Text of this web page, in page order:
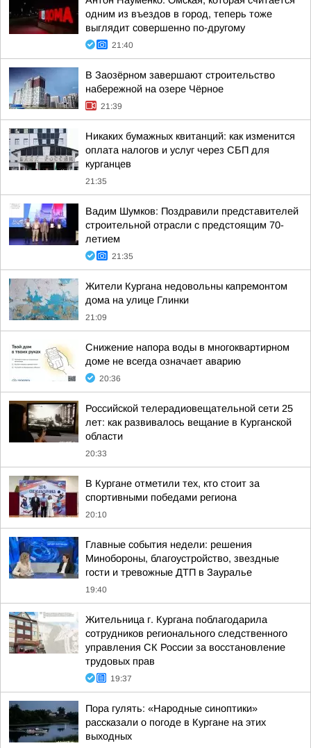
одним из въездов в город, теперь тоже
выглядит совершенно по-другому
21:40
В Заозёрном завершают строительство
набережной на озере Чёрное
21:39
Никаких бумажных квитанций: как изменится
оплата налогов и услуг через СБП для
курганцев
21:35
Вадим Шумков: Поздравили представителей
строительной отрасли с предстоящим 70-
летием
21:35
Жители Кургана недовольны капремонтом
дома на улице Глинки
21:09
Снижение напора воды в многоквартирном
доме не всегда означает аварию
20:36
Российской телерадиовещательной сети 25
лет: как развивалось вещание в Курганской
области
20:33
В Кургане отметили тех, кто стоит за
спортивными победами региона
20:10
Главные события недели: решения
Минобороны, благоустройство, звездные
гости и тревожные ДТП в Зауралье
19:40
Жительница г. Кургана поблагодарила
сотрудников регионального следственного
управления СК России за восстановление
трудовых прав
19:37
Пора гулять: «Народные синоптики»
рассказали о погоде в Кургане на этих
выходных